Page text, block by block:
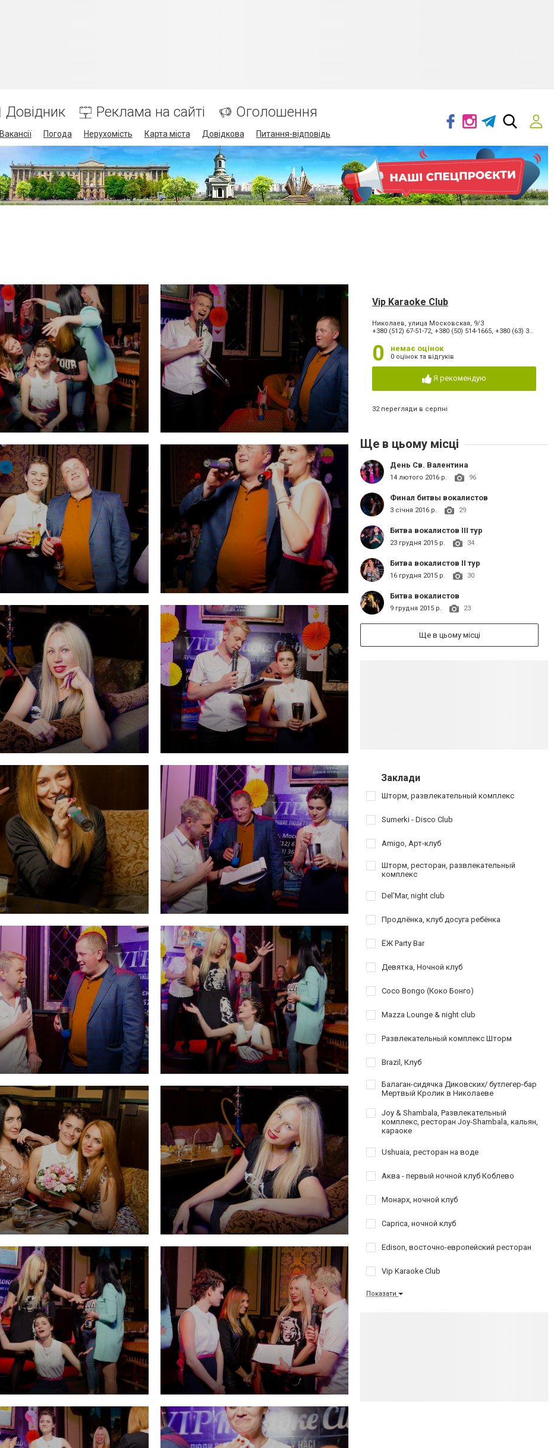
Довідник Реклама на сайті Оголошення
Вакансії Погода Нерухомість Карта міста Довідкова Питання-відповідь
Vip Karaoke Club
Николаев, улица Московская, 9/3
+380 (512) 67-51-72, +380 (50) 514-1665, +380 (63) 366-3355
0 немає оцінок
0 оцінок та відгуків
Я рекомендую
32 перегляди в серпні
Ще в цьому місці
День Св. Валентина
14 лютого 2016 р. 96
Финал битвы вокалистов
3 січня 2016 р. 29
Битва вокалистов ІІІ тур
23 грудня 2015 р. 34
Битва вокалистов ІІ тур
16 грудня 2015 р. 30
Битва вокалистов
9 грудня 2015 р. 23
Ще в цьому місці
Заклади
Шторм, развлекательный комплекс
Sumerki - Disco Club
Amigo, Арт-клуб
Шторм, ресторан, развлекательный
комплекс
Del'Mar, night club
Продлёнка, клуб досуга ребёнка
ЁЖ Party Bar
Девятка, Ночной клуб
Coco Bongo (Коко Бонго)
Mazza Lounge & night club
Развлекательный комплекс Шторм
Brazil, Клуб
Балаган-сидячка Диковских/ бутлегер-бар
Мертвый Кролик в Николаеве
Joy & Shambala, Развлекательный
комплекс, ресторан Joy-Shambala, кальян,
караоке
Ushuaia, ресторан на воде
Аква - первый ночной клуб Коблево
Монарх, ночной клуб
Caprica, ночной клуб
Edison, восточно-европейский ресторан
Vip Karaoke Club
Показати